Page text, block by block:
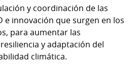
y coordinación de las
e innovación que surgen en los
para aumentar las
y adaptación del
climática.